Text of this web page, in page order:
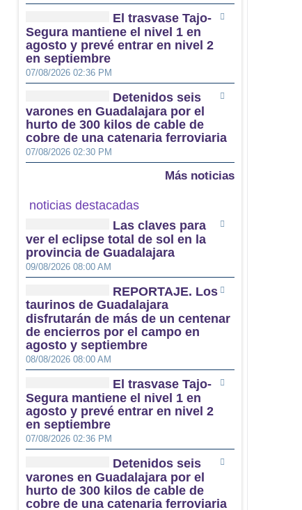
El trasvase Tajo-
Segura mantiene el nivel 1 en
agosto y prevé entrar en nivel 2
en septiembre
07/08/2026 02:36 PM
Detenidos seis
varones en Guadalajara por el
hurto de 300 kilos de cable de
cobre de una catenaria ferroviaria
07/08/2026 02:30 PM
Más noticias
noticias destacadas
Las claves para
ver el eclipse total de sol en la
provincia de Guadalajara
09/08/2026 08:00 AM
REPORTAJE. Los
taurinos de Guadalajara
disfrutarán de más de un centenar
de encierros por el campo en
agosto y septiembre
08/08/2026 08:00 AM
El trasvase Tajo-
Segura mantiene el nivel 1 en
agosto y prevé entrar en nivel 2
en septiembre
07/08/2026 02:36 PM
Detenidos seis
varones en Guadalajara por el
hurto de 300 kilos de cable de
cobre de una catenaria ferroviaria